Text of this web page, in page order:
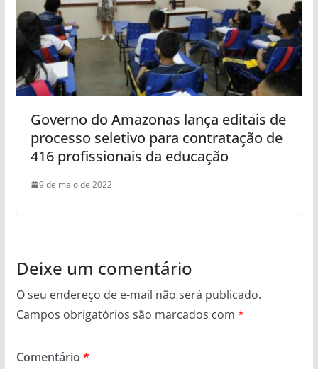
Governo do Amazonas lança editais de
processo seletivo para contratação de
416 profissionais da educação
9 de maio de 2022
Deixe um comentário
O seu endereço de e-mail não será publicado.
Campos obrigatórios são marcados com *
Comentário *